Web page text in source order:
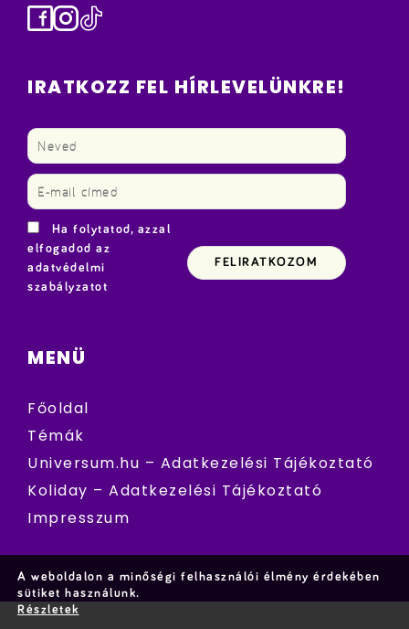
Facebook
Instagram
TikTok
IRATKOZZ FEL HÍRLEVELÜNKRE!
Ha folytatod, azzal
elfogadod az
adatvédelmi
szabályzatot
MENÜ
Főoldal
Témák
Universum.hu – Adatkezelési Tájékoztató
Koliday – Adatkezelési Tájékoztató
Impresszum
A weboldalon a minőségi felhasználói élmény érdekében
sütiket használunk.
Részletek